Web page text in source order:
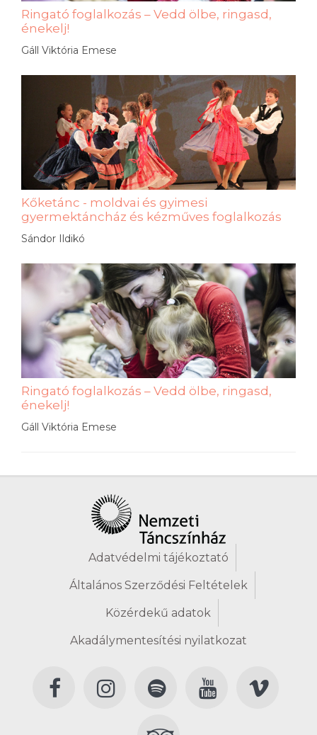
Ringató foglalkozás – Vedd ölbe, ringasd,
énekelj!
Gáll Viktória Emese
Kőketánc - moldvai és gyimesi
gyermektáncház és kézműves foglalkozás
Sándor Ildikó
Ringató foglalkozás – Vedd ölbe, ringasd,
énekelj!
Gáll Viktória Emese
Adatvédelmi tájékoztató
Általános Szerződési Feltételek
Közérdekű adatok
Akadálymentesítési nyilatkozat